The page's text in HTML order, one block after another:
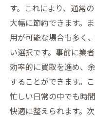
す。これにより、通常
大幅に節約できます。
用が可能な場合も多く
い選択です。事前に業
効率的に買取を進め、
することができます。
忙しい日常の中でも時
快適に整えられます。